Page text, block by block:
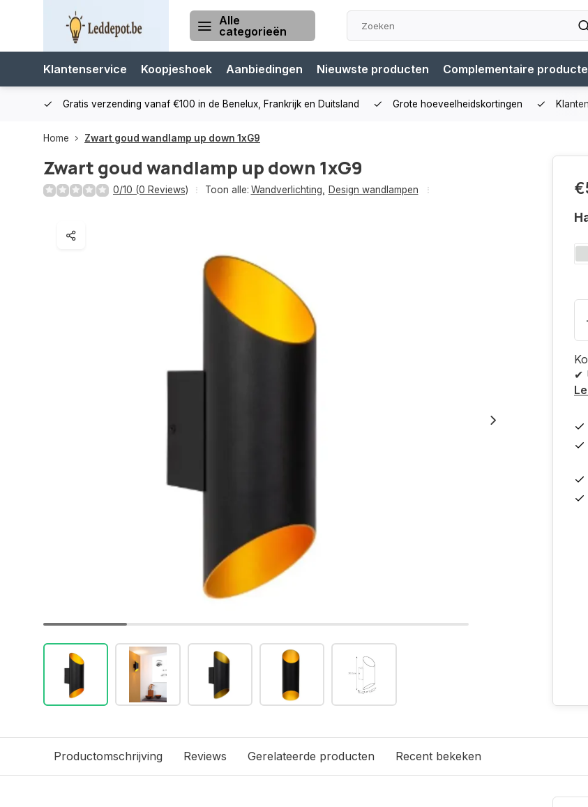
Alle
categorieën
Klantenservice Koopjeshoek Aanbiedingen Nieuwste producten Complementaire
Gratis verzending vanaf €100 in de Benelux, Frankrijk en Duitsland Grote hoeveelheidskortingen
Home Zwart goud wandlamp up down 1xG9
Zwart goud wandlamp up down 1xG9
0/10 (0 Reviews) Toon alle: Wandverlichting Design wandlampen
✔
Productomschrijving Reviews Gerelateerde producten Recent bekeken